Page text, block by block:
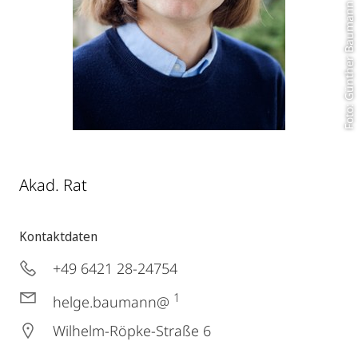
Foto: Günther Baumann
Akad. Rat
Kontaktdaten
+49 6421 28-24754
helge.baumann@ 1
Wilhelm-Röpke-Straße 6